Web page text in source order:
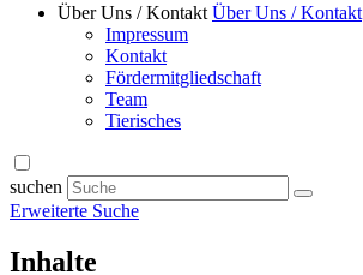
Über Uns / Kontakt Über Uns / Kontakt
Impressum
Kontakt
Fördermitgliedschaft
Team
Tierisches
suchen
Erweiterte Suche
Inhalte